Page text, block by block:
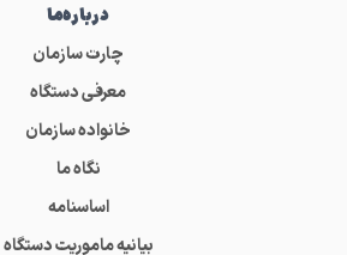
درباره‌ما
چارت سازمان
معرفی دستگاه
خانواده سازمان
نگاه ما
اساسنامه
بیانیه ماموریت دستگاه